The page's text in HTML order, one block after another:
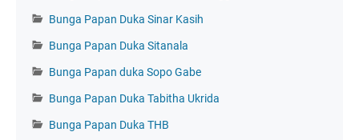
Bunga Papan Duka Sinar Kasih
Bunga Papan Duka Sitanala
Bunga Papan duka Sopo Gabe
Bunga Papan Duka Tabitha Ukrida
Bunga Papan Duka THB